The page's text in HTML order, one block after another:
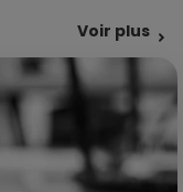
Voir plus